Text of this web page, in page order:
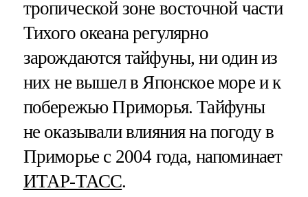
тропической зоне восточной части
Тихого океана регулярно
зарождаются тайфуны, ни один из
них не вышел в Японское море и к
побережью Приморья. Тайфуны
не оказывали влияния на погоду в
Приморье с 2004 года, напоминает
ИТАР-ТАСС.